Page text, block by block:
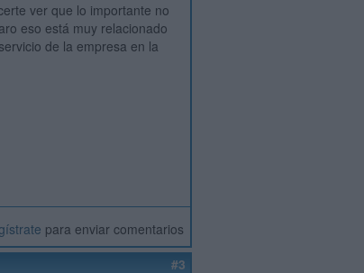
ver que lo importante no
eso está muy relacionado
de la empresa en la
para enviar comentarios
#3